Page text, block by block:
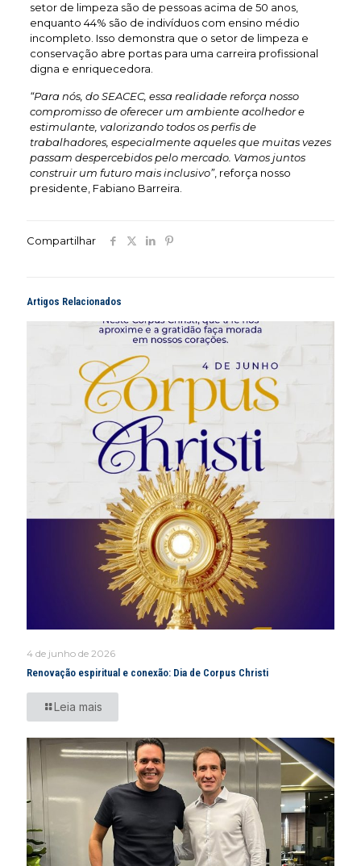
setor de limpeza são de pessoas acima de 50 anos,
enquanto 44% são de indivíduos com ensino médio
incompleto. Isso demonstra que o setor de limpeza e
conservação abre portas para uma carreira profissional
digna e enriquecedora.
“Para nós, do SEACEC, essa realidade reforça nosso
compromisso de oferecer um ambiente acolhedor e
estimulante, valorizando todos os perfis de
trabalhadores, especialmente aqueles que muitas vezes
passam despercebidos pelo mercado. Vamos juntos
construir um futuro mais inclusivo”, reforça nosso
presidente, Fabiano Barreira.
Compartilhar
Artigos Relacionados
4 de junho de 2026
Renovação espiritual e conexão: Dia de Corpus Christi
Leia mais